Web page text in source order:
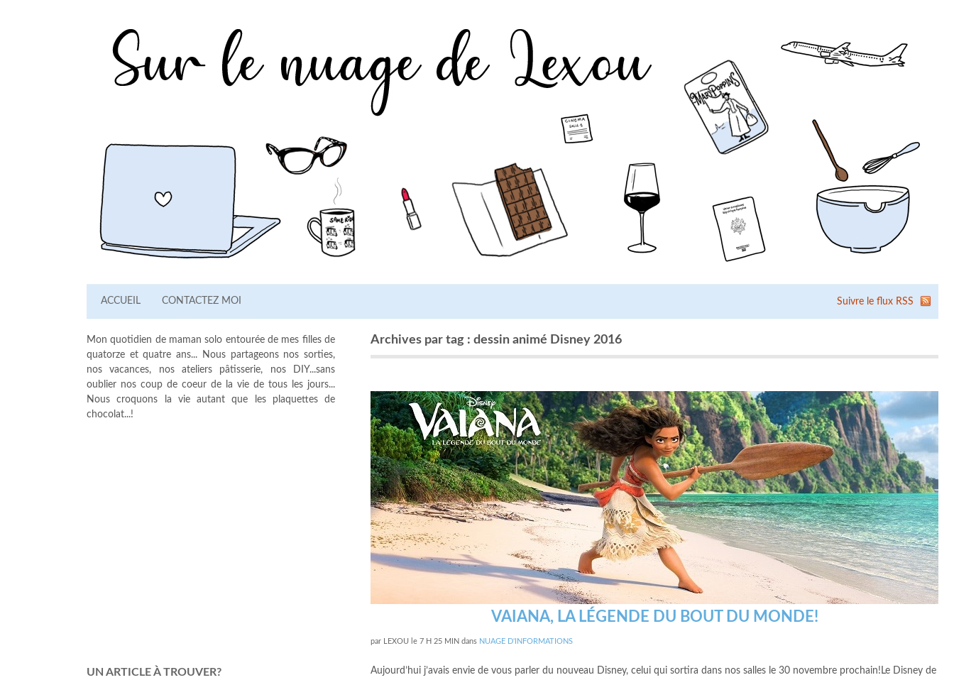
ACCUEIL CONTACTEZ MOI Suivre le flux RSS
Archives par tag : dessin animé Disney 2016
VAIANA, LA LÉGENDE DU BOUT DU MONDE!
par LEXOU le 7 H 25 MIN dans NUAGE D'INFORMATIONS
Aujourd’hui j’avais envie de vous parler du nouveau Disney, celui qui sortira dans nos salles le 30 novembre prochain!Le Disney de
Mon quotidien de maman solo entourée de mes filles de
quatorze et quatre ans... Nous partageons nos sorties,
nos vacances, nos ateliers pâtisserie, nos DIY...sans
oublier nos coup de coeur de la vie de tous les jours...
Nous croquons la vie autant que les plaquettes de
chocolat...!
UN ARTICLE À TROUVER?